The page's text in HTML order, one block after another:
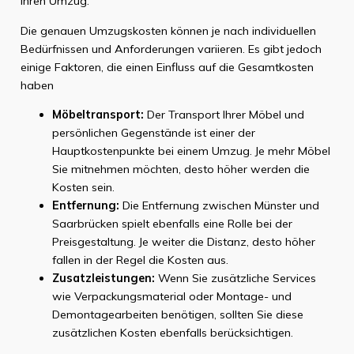
Die genauen Umzugskosten können je nach individuellen
Bedürfnissen und Anforderungen variieren. Es gibt jedoch
einige Faktoren, die einen Einfluss auf die Gesamtkosten
haben
Möbeltransport: Der Transport Ihrer Möbel und
persönlichen Gegenstände ist einer der
Hauptkostenpunkte bei einem Umzug. Je mehr Möbel
Sie mitnehmen möchten, desto höher werden die
Kosten sein.
Entfernung: Die Entfernung zwischen Münster und
Saarbrücken spielt ebenfalls eine Rolle bei der
Preisgestaltung. Je weiter die Distanz, desto höher
fallen in der Regel die Kosten aus.
Zusatzleistungen: Wenn Sie zusätzliche Services
wie Verpackungsmaterial oder Montage- und
Demontagearbeiten benötigen, sollten Sie diese
zusätzlichen Kosten ebenfalls berücksichtigen.